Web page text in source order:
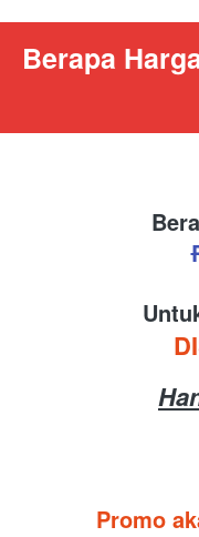
Berapa
Promo